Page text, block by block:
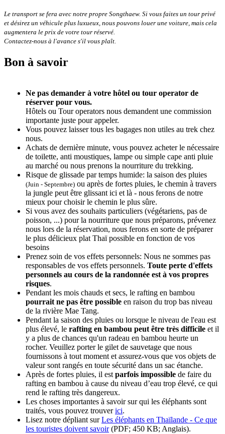
Le transport se fera avec notre propre Songthaew. Si vous faites un tour privé
et désirez un véhicule plus luxueux, nous pouvons louer une voiture, mais cela
augmentera le prix de votre tour réservé.
Contactez-nous à l'avance s'il vous plaît.
Bon à savoir
Ne pas demander à votre hôtel ou tour operator de
réserver pour vous.
Hôtels ou Tour operators nous demandent une commission
importante juste pour appeler.
Vous pouvez laisser tous les bagages non utiles au trek chez
nous.
Achats de dernière minute, vous pouvez acheter le nécessaire
de toilette, anti moustiques, lampe ou simple cape anti pluie
au marché ou nous prenons la nourriture du trekking.
Risque de glissade par temps humide: la saison des pluies
(Juin - Septembre) ou après de fortes pluies, le chemin à travers
la jungle peut être glissant ici et là - nous ferons de notre
mieux pour choisir le chemin le plus sûre.
Si vous avez des souhaits particuliers (végétariens, pas de
poisson, ...) pour la nourriture que nous préparons, prévenez
nous lors de la réservation, nous ferons en sorte de préparer
le plus délicieux plat Thaï possible en fonction de vos
besoins
Prenez soin de vos effets personnels: Nous ne sommes pas
responsables de vos effets personnels. Toute perte d'effets
personnels au cours de la randonnée est à vos propres
risques.
Pendant les mois chauds et secs, le rafting en bambou
pourrait ne pas être possible en raison du trop bas niveau
de la rivière Mae Tang.
Pendant la saison des pluies ou lorsque le niveau de l'eau est
plus élevé, le rafting en bambou peut être très difficile et il
y a plus de chances qu'un radeau en bambou heurte un
rocher. Veuillez porter le gilet de sauvetage que nous
fournissons à tout moment et assurez-vous que vos objets de
valeur sont rangés en toute sécurité dans un sac étanche.
Après de fortes pluies, il est parfois impossible de faire du
rafting en bambou à cause du niveau d’eau trop élevé, ce qui
rend le rafting très dangereux.
Les choses importantes à savoir sur qui les éléphants sont
traités, vous pouvez trouverici.
Lisez notre dépliant surLes éléphants en Thaïlande - Ce que
les touristes doivent savoir(PDF; 450 KB; Anglais).